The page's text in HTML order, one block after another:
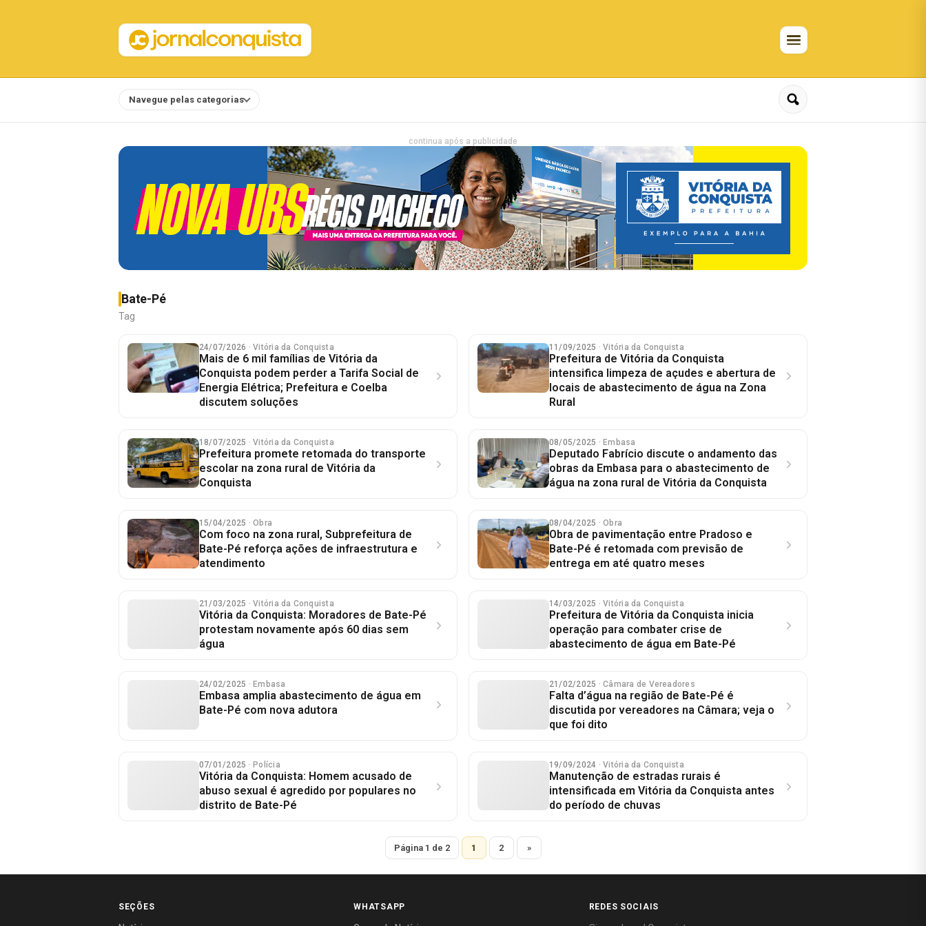
Navegue pelas categorias
continua após a publicidade
Bate-Pé
Tag
24/07/2026 · Vitória da Conquista
Mais de 6 mil famílias de Vitória da
Conquista podem perder a Tarifa Social de
Energia Elétrica; Prefeitura e Coelba
discutem soluções
11/09/2025 · Vitória da Conquista
Prefeitura de Vitória da Conquista
intensifica limpeza de açudes e abertura de
locais de abastecimento de água na Zona
Rural
18/07/2025 · Vitória da Conquista
Prefeitura promete retomada do transporte
escolar na zona rural de Vitória da
Conquista
08/05/2025 · Embasa
Deputado Fabrício discute o andamento das
obras da Embasa para o abastecimento de
água na zona rural de Vitória da Conquista
15/04/2025 · Obra
Com foco na zona rural, Subprefeitura de
Bate-Pé reforça ações de infraestrutura e
atendimento
08/04/2025 · Obra
Obra de pavimentação entre Pradoso e
Bate-Pé é retomada com previsão de
entrega em até quatro meses
21/03/2025 · Vitória da Conquista
Vitória da Conquista: Moradores de Bate-Pé
protestam novamente após 60 dias sem
água
14/03/2025 · Vitória da Conquista
Prefeitura de Vitória da Conquista inicia
operação para combater crise de
abastecimento de água em Bate-Pé
24/02/2025 · Embasa
Embasa amplia abastecimento de água em
Bate-Pé com nova adutora
21/02/2025 · Câmara de Vereadores
Falta d’água na região de Bate-Pé é
discutida por vereadores na Câmara; veja o
que foi dito
07/01/2025 · Polícia
Vitória da Conquista: Homem acusado de
abuso sexual é agredido por populares no
distrito de Bate-Pé
19/09/2024 · Vitória da Conquista
Manutenção de estradas rurais é
intensificada em Vitória da Conquista antes
do período de chuvas
Página 1 de 2 1 2 »
SEÇÕES WHATSAPP REDES SOCIAIS